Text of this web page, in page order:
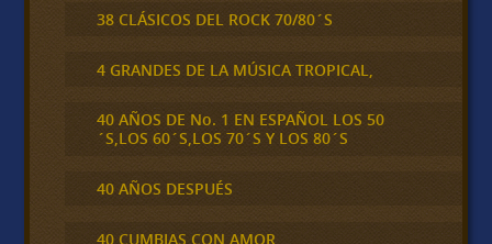
38 CLÁSICOS DEL ROCK 70/80´S
4 GRANDES DE LA MÚSICA TROPICAL,
40 AÑOS DE No. 1 EN ESPAÑOL LOS 50
´S,LOS 60´S,LOS 70´S Y LOS 80´S
40 AÑOS DESPUÉS
40 CUMBIAS CON AMOR